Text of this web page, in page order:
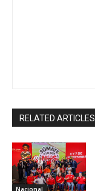
RELATED ARTICLES
Nacional